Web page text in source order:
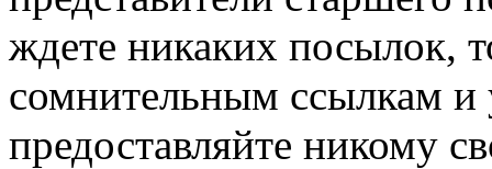
ждете никаких посылок,
сомнительным ссылкам и
предоставляйте никому